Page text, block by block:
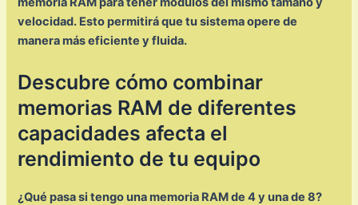
velocidad. Esto permitirá que tu sistema opere de
manera más eficiente y fluida.
Descubre cómo combinar
memorias RAM de diferentes
capacidades afecta el
rendimiento de tu equipo
¿Qué pasa si tengo una memoria RAM de 4 y una de 8?